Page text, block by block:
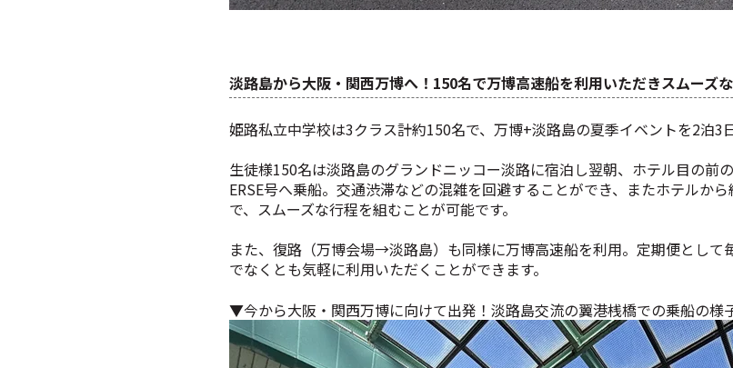
淡路島から大阪・関西万博へ！150名で万博高速船を利用いただきスムーズ
姫路私立中学校は3クラス計約150名で、万博+淡路島の夏季イベントを2泊3
生徒様150名は淡路島のグランドニッコー淡路に宿泊し翌朝、ホテル目の前
ERSE号へ乗船。交通渋滞などの混雑を回避することができ、またホテルか
で、スムーズな行程を組むことが可能です。
また、復路（万博会場→淡路島）も同様に万博高速船を利用。定期便として
でなくとも気軽に利用いただくことができます。
▼今から大阪・関西万博に向けて出発！淡路島交流の翼港桟橋での乗船の様